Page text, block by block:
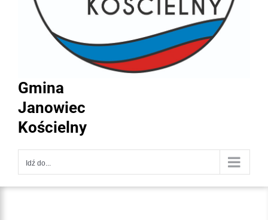
Gmina
Janowiec
Kościelny
Idź do...